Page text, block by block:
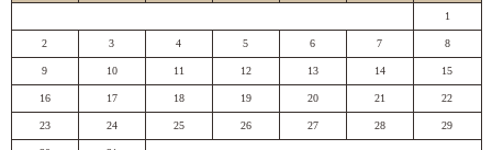
1
2 3 4 5 6 7 8
9 10 11 12 13 14 15
16 17 18 19 20 21 22
23 24 25 26 27 28 29